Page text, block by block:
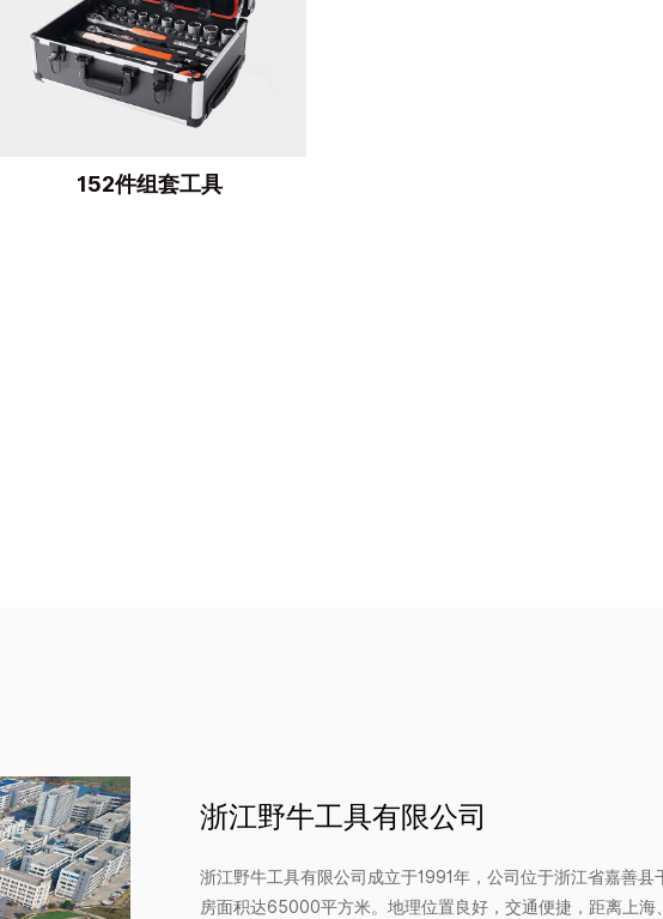
152件组套工具
浙江野牛工具有限公司
浙江野牛工具有限公司成立于1991年，公司位于浙江省嘉善
房面积达65000平方米。地理位置良好，交通便捷，距离上